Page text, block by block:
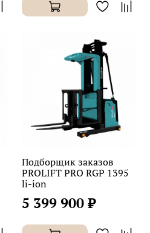
Подборщик заказов
PROLIFT PRO RGP 1395
li-ion
5 399 900 ₽